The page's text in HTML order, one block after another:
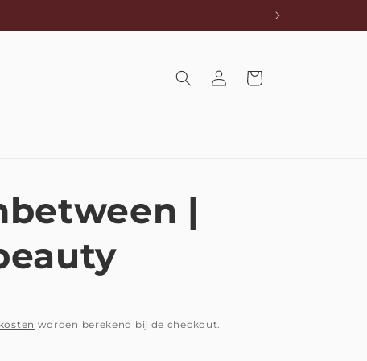
Inloggen
Winkelwagen
|
worden berekend bij de checkout.